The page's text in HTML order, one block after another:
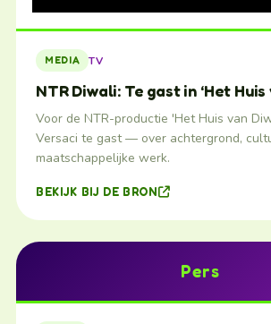
MEDIA TV
NTR Diwali: Te gast in ‘Het Huis
Voor de NTR-productie 'Het Huis van
Versaci te gast — over achtergrond,
maatschappelijke werk.
BEKIJK BIJ DE BRON
Pers